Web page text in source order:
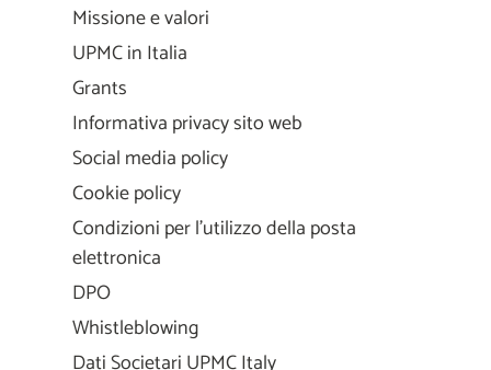
Missione e valori
UPMC in Italia
Grants
Informativa privacy sito web
Social media policy
Cookie policy
Condizioni per l'utilizzo della posta
elettronica
DPO
Whistleblowing
Dati Societari UPMC Italy